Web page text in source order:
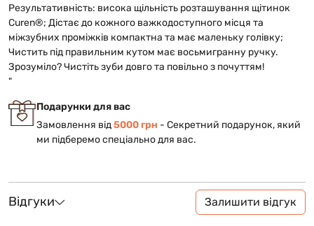
Результативність: висока щільність розташування щітинок
Curen®; Дістає до кожного важкодоступного місця та
міжзубних проміжків компактна та має маленьку голівку;
Чистить під правильним кутом має восьмигранну ручку.
Зрозуміло? Чистіть зуби довго та повільно з почуттям!
"
Подарунки для вас
Замовлення від5000 грн - Cекретний подарунок, який
ми підберемо спеціально для вас.
Відгуки Залишити відгук